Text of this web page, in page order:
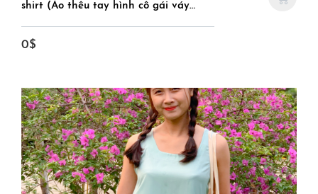
shirt (Áo thêu tay hình cô gái váy
0$